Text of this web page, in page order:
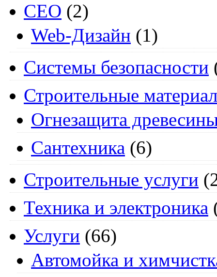
СЕО (2)
Web-Дизайн (1)
Системы безопасности
Строительные
Огнезащита
Сантехника (6)
Строительные услуги
Техника и электроника
Услуги (66)
Автомойка и